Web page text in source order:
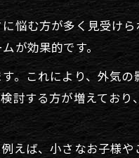
悩む方が多く見受け
が効果的です。
。これにより、外気
討する方が増えており
えば、小さなお子様